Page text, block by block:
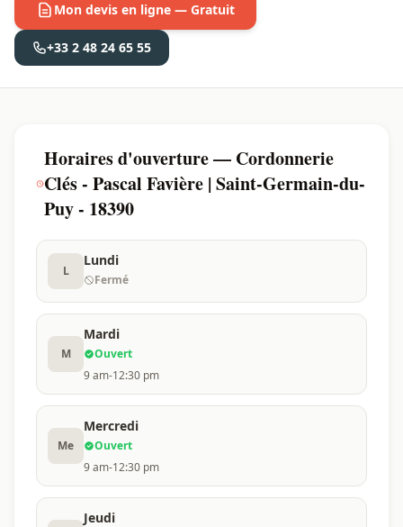
Mon devis en ligne — Gratuit
+33 2 48 24 65 55
Horaires d'ouverture — Cordonnerie
Clés - Pascal Favière | Saint-Germain-du-
Puy - 18390
L
Lundi
Fermé
M
Mardi
Ouvert
9 am-12:30 pm
Me
Mercredi
Ouvert
9 am-12:30 pm
Jeudi